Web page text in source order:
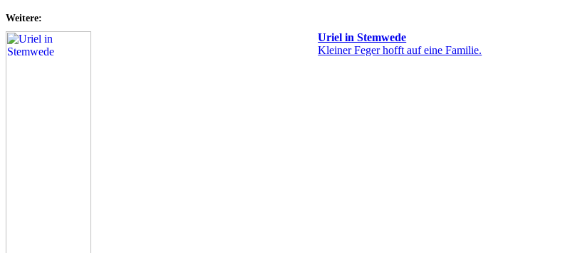
Weitere:
Uriel in Stemwede
Kleiner Feger hofft auf eine Familie.